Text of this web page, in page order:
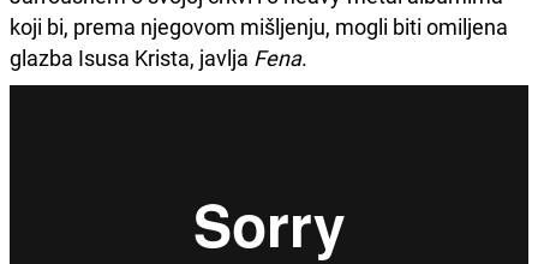
koji bi, prema njegovom mišljenju, mogli biti omiljena
glazba Isusa Krista, javlja Fena.